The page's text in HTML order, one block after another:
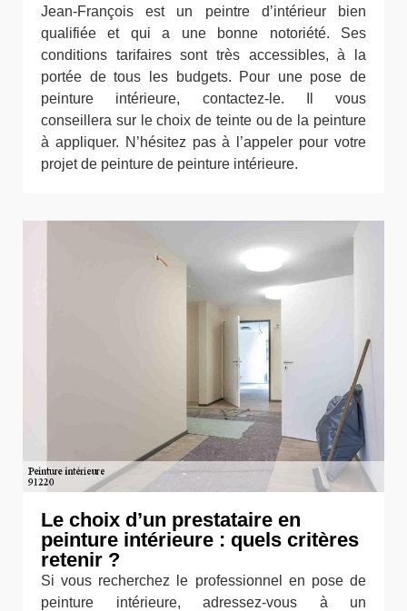
Jean-François est un peintre d’intérieur bien
qualifiée et qui a une bonne notoriété. Ses
conditions tarifaires sont très accessibles, à la
portée de tous les budgets. Pour une pose de
peinture intérieure, contactez-le. Il vous
conseillera sur le choix de teinte ou de la peinture
à appliquer. N’hésitez pas à l’appeler pour votre
projet de peinture de peinture intérieure.
Le choix d’un prestataire en
peinture intérieure : quels critères
retenir ?
Si vous recherchez le professionnel en pose de
peinture intérieure, adressez-vous à un